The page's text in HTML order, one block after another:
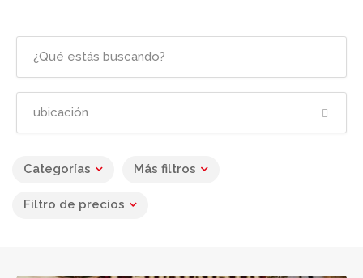
Categorías Más filtros
Filtro de precios